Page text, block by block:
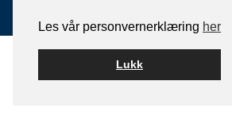
Les vår personvernerklæring her
Lukk